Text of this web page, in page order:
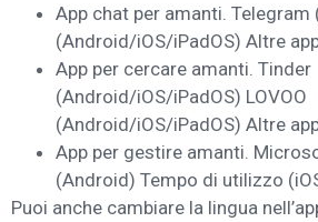
App chat per amanti. Telegram
(Android/iOS/iPadOS) Altre
App per cercare amanti. Tinder
(Android/iOS/iPadOS) LOVOO
(Android/iOS/iPadOS) Altre
App per gestire amanti.
(Android) Tempo di utilizzo
Puoi anche cambiare la lingua